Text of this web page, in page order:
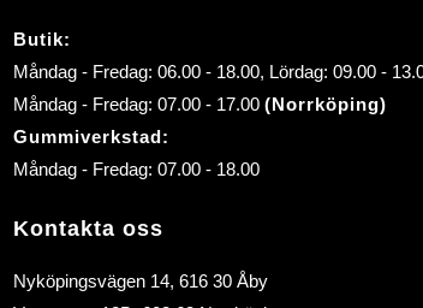
Butik:
Måndag - Fredag: 06.00 - 18.00, Lördag: 09.00 -
Måndag - Fredag: 07.00 - 17.00 (Norrköping)
Gummiverkstad:
Måndag - Fredag: 07.00 - 18.00
Kontakta oss
Nyköpingsvägen 14, 616 30 Åby